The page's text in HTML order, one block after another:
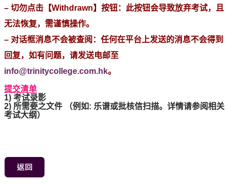
– 切勿点击【Withdrawn】按钮：此按钮会导致放弃考试，且
无法恢复，需谨慎操作。
– 对话框消息不会被查阅：任何在平台上发送的消息不会得到
回复，如有问题，请发送电邮至
info@trinitycollege.com.hk。
提交清单
1) 考试录影
2) 所需要之文件 （例如: 乐谱或批核信扫描。详情请参阅相关
考试大纲）